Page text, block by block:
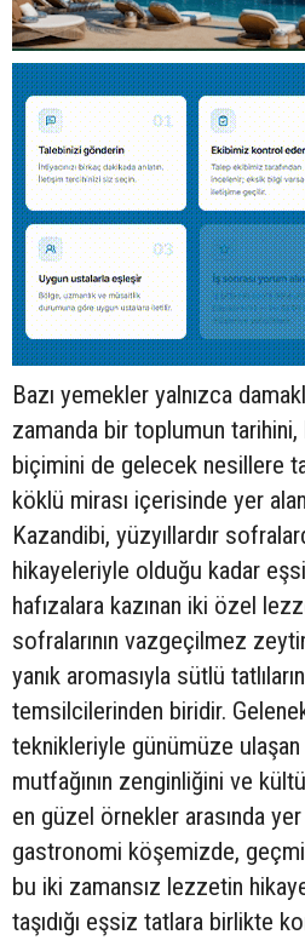
Bazı yemekler yalnızca
zamanda bir toplumun
biçimini de gelecek nesillere
köklü mirası içerisinde yer
Kazandibi, yüzyıllardır
hikayeleriyle olduğu kadar
hafızalara kazınan iki özel
sofralarının vazgeçilmez
yanık aromasıyla sütlü
temsilcilerinden biridir.
teknikleriyle günümüze
mutfağının zenginliğini ve
en güzel örnekler arasında
gastronomi köşemizde,
bu iki zamansız lezzetin
taşıdığı eşsiz tatlara birlikte